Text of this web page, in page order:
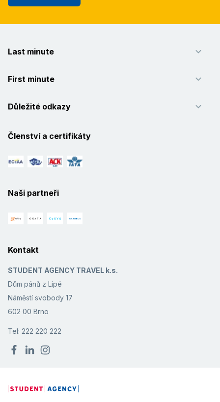
Last minute
First minute
Důležité odkazy
Členství a certifikáty
Naši partneři
Kontakt
STUDENT AGENCY TRAVEL k.s.
Dům pánů z Lipé
Náměstí svobody 17
602 00 Brno
Tel: 222 220 222